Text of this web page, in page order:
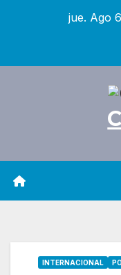
jue. Ago
INTERNACIONAL